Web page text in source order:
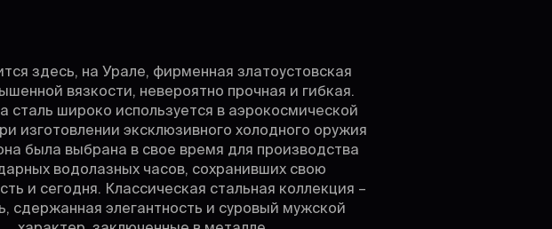
здесь, на Урале, фирменная златоустовская
вязкости, невероятно прочная и гибкая.
сталь широко используется в аэрокосмической
изготовлении эксклюзивного холодного оружия
была выбрана в свое время для производства
водолазных часов, сохранивших свою
и сегодня. Классическая стальная коллекция –
сдержанная элегантность и суровый мужской